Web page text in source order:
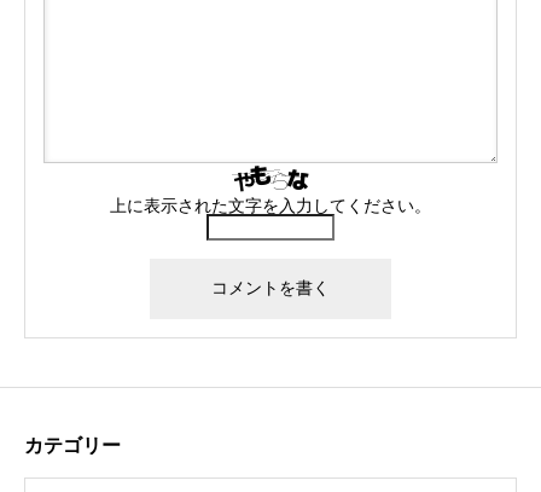
上に表示された文字を入力してください。
カテゴリー